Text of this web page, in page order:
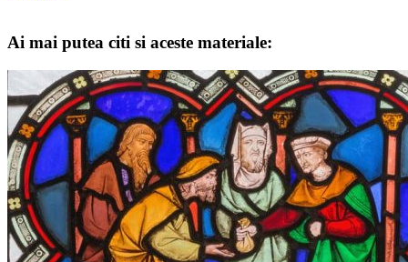
Ai mai putea citi si aceste materiale: